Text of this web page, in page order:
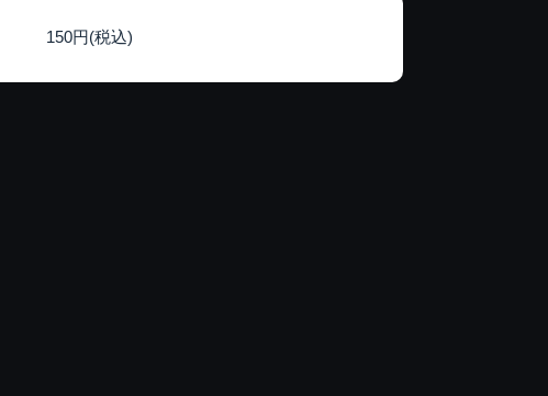
150円(税込)